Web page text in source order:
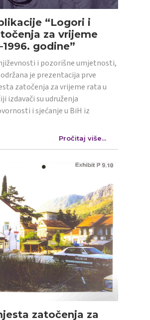
“Logori i
za vrijeme
godine”
i pozorišne umjetnosti,
je prezentacija prve
zatočenja za vrijeme rata u
izdavači su udruženja
i sjećanje u BiH iz
Pročitaj više...
zatočenja za